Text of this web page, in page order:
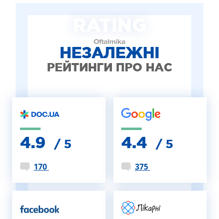
ДИТЯЧА ОФТАЛЬМОЛОГІЯ
ЛІКУВАННЯ ЗАХВОРЮВАНЬ СІТКІВКИ
ЕСТЕТИЧНА ХІРУРГІЯ
НЕЗАЛЕЖНІ
РЕЙТИНГИ ПРО НАС
4.9 / 5
170
4.4 / 5
375